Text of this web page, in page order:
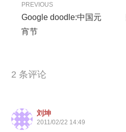
PREVIOUS
Google doodle:中国元
宵节
2 条评论
刘坤
2011/02/22 14:49